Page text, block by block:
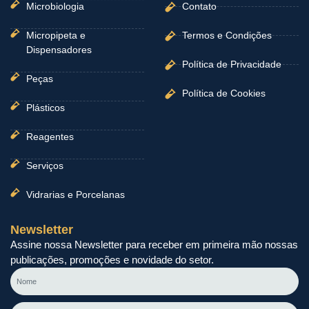
Microbiologia
Micropipeta e
Dispensadores
Peças
Plásticos
Reagentes
Serviços
Vidrarias e Porcelanas
Contato
Termos e Condições
Política de Privacidade
Política de Cookies
Newsletter
Assine nossa Newsletter para receber em primeira mão nossas
publicações, promoções e novidade do setor.
Nome